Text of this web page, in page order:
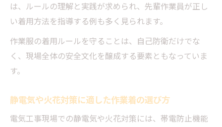
は、ルールの理解と実践が求められ、先輩作業員が正し
い着用方法を指導する例も多く見られます。
作業服の着用ルールを守ることは、自己防衛だけでな
く、現場全体の安全文化を醸成する要素ともなっていま
す。
静電気や火花対策に適した作業着の選び方
電気工事現場での静電気や火花対策には、帯電防止機能